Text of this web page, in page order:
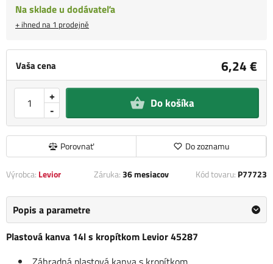
Vaša cena 6,24 €
-
+ Do košíka
Porovnať Do zoznamu
Na sklade u dodávateľa
+ ihned na 1 prodejně
Výrobca: Levior Záruka:36 mesiacov Kód tovaru: P77723
Popis a parametre
Plastová kanva 14l s kropítkom Levior 45287